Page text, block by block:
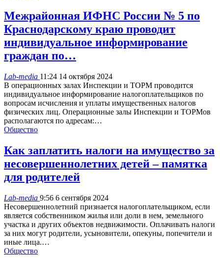
Межрайонная ИФНС России № 5 по
Краснодарскому краю проводит
индивидуальное информирование
граждан по…
Lab-media 11:24 14 октября 2024
В операционных залах Инспекции и ТОРМ проводится
индивидуальное информирование налогоплательщиков по
вопросам исчисления и уплаты имущественных налогов
физических лиц. Операционные залы Инспекции и ТОРМов
располагаются по адресам:…
Общество
Как заплатить налоги на имущество за
несовершеннолетних детей – памятка
для родителей
Lab-media 9:56 6 сентября 2024
Несовершеннолетний признается налогоплательщиком, если
является собственником жилья или доли в нем, земельного
участка и других объектов недвижимости. Оплачивать налоги
за них могут родители, усыновители, опекуны, попечители и
иные лица.…
Общество